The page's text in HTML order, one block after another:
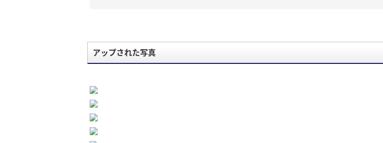
アップされた写真